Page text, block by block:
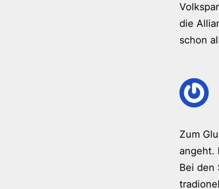
die
schon
Zum
angeht.
Bei den